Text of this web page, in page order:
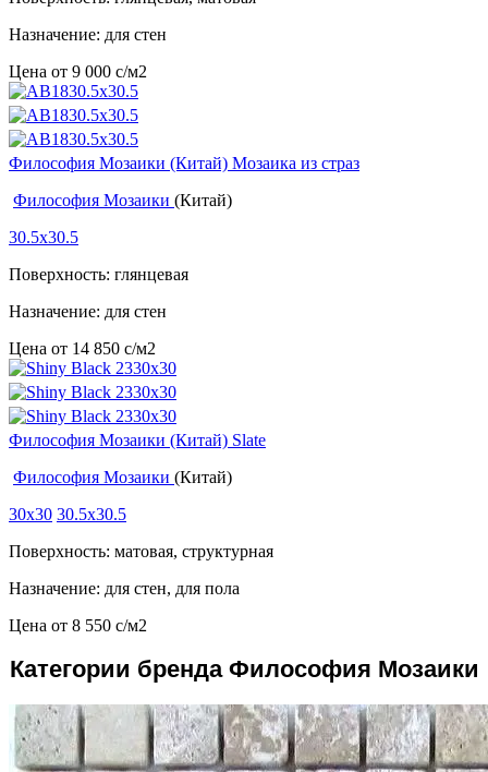
Назначение: для стен
Цена от 9 000 c/м2
Философия Мозаики (Китай) Мозаика из страз
Философия Мозаики (Китай)
30.5x30.5
Поверхность: глянцевая
Назначение: для стен
Цена от 14 850 c/м2
Философия Мозаики (Китай) Slate
Философия Мозаики (Китай)
30x30 30.5x30.5
Поверхность: матовая, структурная
Назначение: для стен, для пола
Цена от 8 550 c/м2
Категории бренда Философия Мозаики